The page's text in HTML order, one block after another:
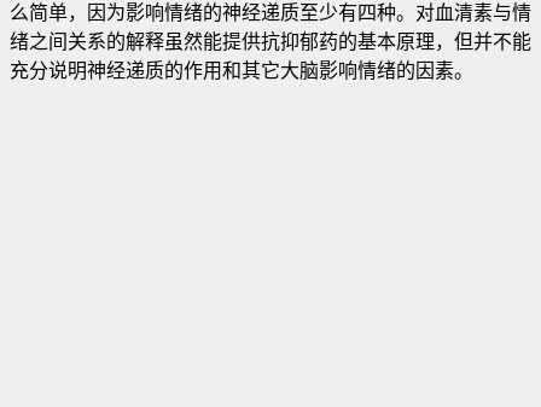
么简单，因为影响情绪的神经递质至少有四种。对血清素与情
绪之间关系的解释虽然能提供抗抑郁药的基本原理，但并不能
充分说明神经递质的作用和其它大脑影响情绪的因素。